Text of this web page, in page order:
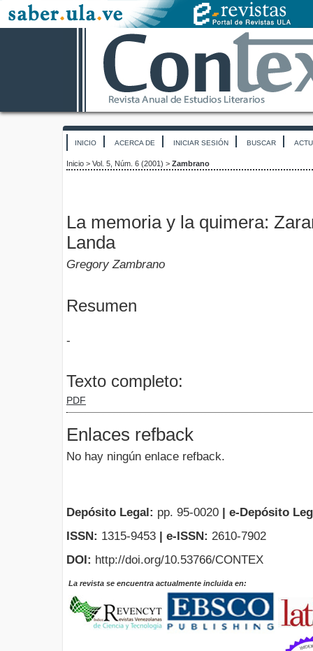
INICIO ACERCA DE INICIAR SESIÓN BUSCAR
Inicio > Vol. 5, Núm. 6 (2001) > Zambrano
La memoria y la quimera:
Landa
Gregory Zambrano
Resumen
-
Texto completo:
PDF
Enlaces refback
No hay ningún enlace refback.
Depósito Legal: pp. 95-0020 | e-Depósito
ISSN: 1315-9453 | e-ISSN: 2610-7902
DOI: http://doi.org/10.53766/CONTEX
La revista se encuentra actualmente incluida en: